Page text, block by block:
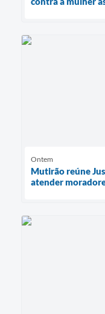
Ontem
Mutirão reúne
atender